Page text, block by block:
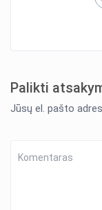
Palikti
Jūsų el. pašto